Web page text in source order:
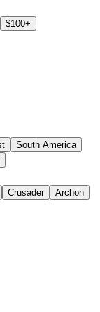
$100+
South America
Crusader
Archon